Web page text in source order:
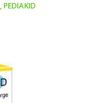
,PEDIAKID